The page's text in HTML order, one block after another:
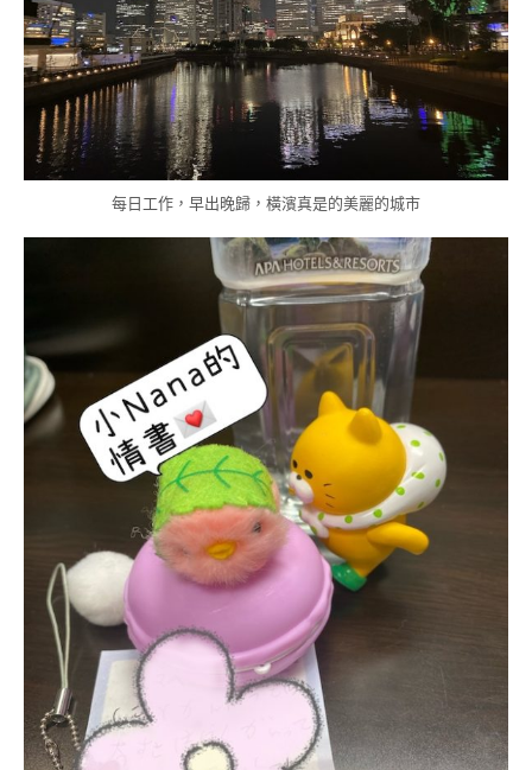
每日工作，早出晚歸，橫濱真是的美麗的城市